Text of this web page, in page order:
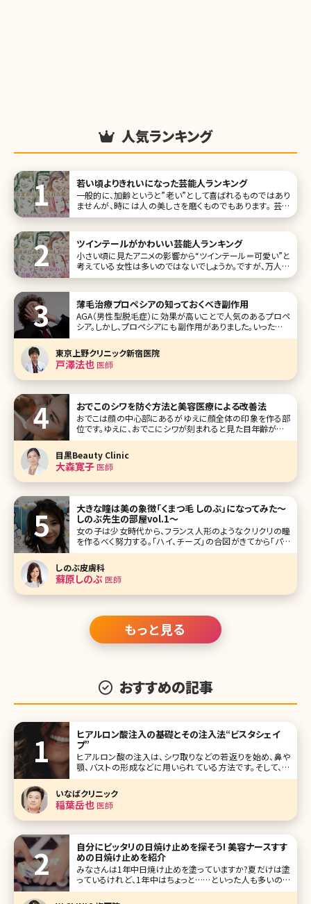
人気ランキング
若い頃よりきれいになった芸能人ランキング
一般的に、加齢というと”老い”として喜ばれるものではあり
ませんが、時には人の美しさを磨くものでもあります。 芸能
界には、長らく活動されている方もいるので、そんな加齢によ
り美人になった、きれいになった」とされる人たちを、ランキン
グTOP10にし
ツインテールがかわいい芸能人ランキング
小さい頃に見たアニメの影響から“ツインテール＝可愛い”と
考えている女性は多いのではないでしょうか。ですが、万人に
似合うヘアアレンジではなく、自然に可愛く見せるのは少し
ゅ
薄毛治療プロペシアの知っておくべき副作用
AGA（男性型脱毛症）に効果が高いことで人気のあるプロペ
シア。しかし、プロペシアにも副作用がありました。いったいど
んな副作用があり、どんなことに気を付ける必要があるので
しょうか?詳しくご紹介していきます。 プロペシアってこんな薬
プロペシアはAGA（男性型脱毛症）の治療薬（錠剤）で、プロ
ペ
東京上野クリニック新宿医院
戸澤法也医師
おでこのシワを防ぐ方法と美容医療による改善法
おでこは顔の中心部にあるがゆえに顔全体の印象を作る部
位です。ゆえに、おでこにシワが刻まれると見た目年齢が高く
なる印象を与えてしまいます。 おでこのシワは加齢によって
起こるスキントラブルの一種ですが、日常生活における生活
習慣にもシワが増える原因が隠れています。 本記事ではお
でこのシワができ
目黒Beauty Clinic
大森寛子医師
大きな瞳は美の象徴「くまつ毛 しのぶ」になってみた〜
しのぶ先生の部屋vol.1〜
女の子は少女時代から、フランス人形のようなクリクリの瞳
を作るべく努力する。「ハイ、チーズ」の合図がきてから「パチ
リ」とシャッターの音が切れるまで、眉毛を釣り上げ、目を見
開く。 これが老化のはじまりなのだ。 ひたいにシワを作り続
けている。オリ刻ませたシワは目を開かなくてもしっかりとそ
こに
しのぶ皮膚科
蘇原しのぶ医師
もっと見る
おすすめの記事
ヒアルロン酸注入の基礎とその注入法“ビスタシェイ
プ”
ヒアルロン酸の注入は、シワ取りなどの若返りを始め、鼻や
顎、バストの形成などに用いられている方法です。そして、若
返りのシワ取りといえば、ボツリヌス治療（ボトックス）もよく
知られていますね。ヒアルロン酸注入やボツリヌス治療はそ
れぞれに異なった特徴を持ち、それぞれに若返りのシワ取り
を実現させる方法です
いなばクリニック
稲葉岳也医師
自分にピッタリの日焼け止めを探そう! 美容ナースすす
めの日焼け止めを紹介
みなさんは1年中日焼け止めを塗っていますか?夏だけは塗
っているけれど、1年中はちょっと……といった人も多いので
はないでしょうか?日焼け止めはなんとなく必要だと思って
いても、塗るのが面倒くさいし、日焼け止めの種類も多いた